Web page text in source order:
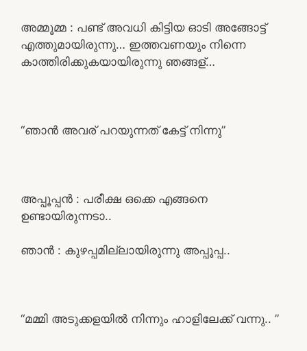
അമ്മൂമ്മ : പണ്ട് അവധി കിട്ടിയ ഓടി അങ്ങോട്ട്
എത്തുമായിരുന്നു… ഇത്തവണയും നിന്നെ
കാത്തിരിക്കുകയായിരുന്നു ഞങ്ങള്…
“ഞാൻ അവര് പറയുന്നത് കേട്ട് നിന്നു”
അപ്പൂപ്പൻ : പരീക്ഷ ഒക്കെ എങ്ങനെ
ഉണ്ടായിരുന്നടാ..
ഞാൻ : കുഴപ്പമില്ലായിരുന്നു അപ്പൂപ്പ..
“മമ്മി അടുക്കളയിൽ നിന്നും ഹാളിലേക്ക് വന്നു.. ”